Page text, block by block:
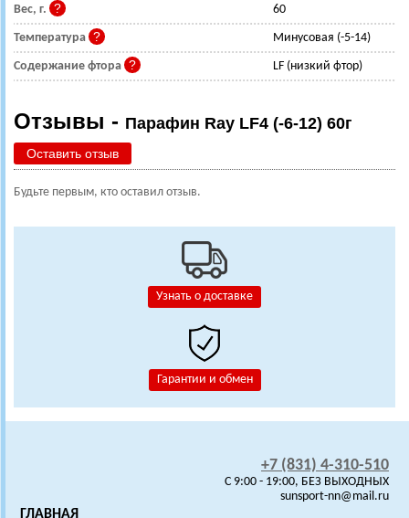
Узнать о доставке
Гарантии и обмен
Вес, г. 60
Температура Минусовая (-5-14)
Содержание фтора LF (низкий фтор)
Отзывы - Парафин Ray LF4 (-6-12) 60г
Оставить отзыв
Будьте первым, кто оставил отзыв.
+7 (831) 4-310-510
C 9:00 - 19:00, БЕЗ ВЫХОДНЫХ
sunsport-nn@mail.ru
ГЛАВНАЯ